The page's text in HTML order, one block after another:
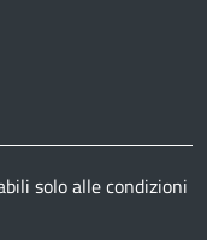
solo alle condizioni